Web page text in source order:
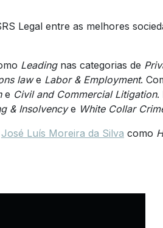
Legal entre as melhores
Leadingnas categorias de
lawe Labor & Employment.
e Civil and Commercial Litigation.
& Insolvencye White Collar
José Luís Moreira da Silva como